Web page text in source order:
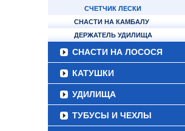
СЧЕТЧИК ЛЕСКИ
СНАСТИ НА КАМБАЛУ
ДЕРЖАТЕЛЬ УДИЛИЩА
СНАСТИ НА ЛОСОСЯ
КАТУШКИ
УДИЛИЩА
ТУБУСЫ И ЧЕХЛЫ